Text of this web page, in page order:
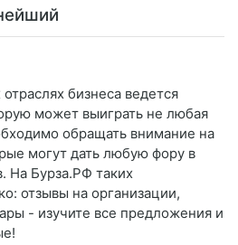
бизнеса ведется
может выиграть не любая
обращать внимание на
могут дать любую фору в
На Бурза.РФ таких
отзывы на организации,
- изучите все предложения и